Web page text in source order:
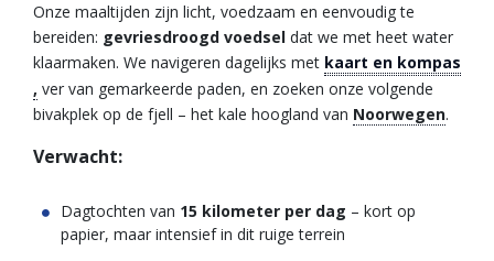
Onze maaltijden zijn licht, voedzaam en eenvoudig te
bereiden: gevriesdroogd voedsel dat we met heet water
klaarmaken. We navigeren dagelijks met kaart en kompas
, ver van gemarkeerde paden, en zoeken onze volgende
bivakplek op de fjell – het kale hoogland van Noorwegen.
Verwacht:
Dagtochten van 15 kilometer per dag – kort op
papier, maar intensief in dit ruige terrein